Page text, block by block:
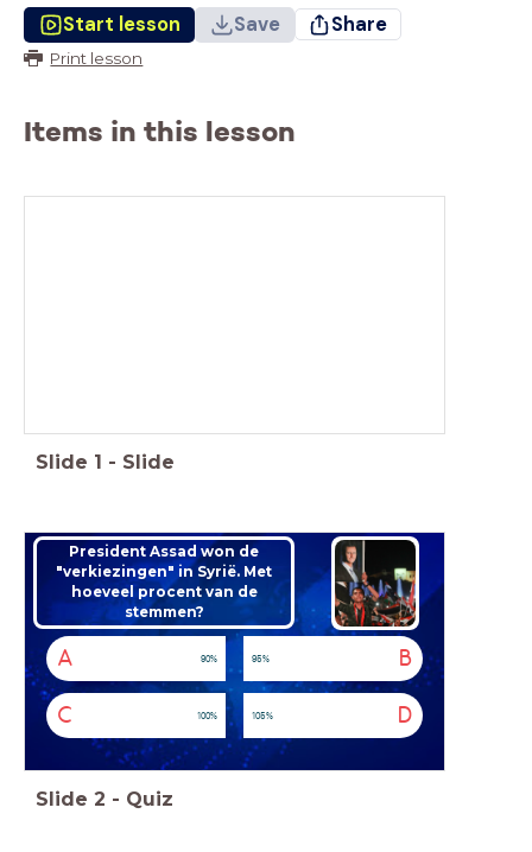
Start lesson Save Share
Print lesson
Items in this lesson
Slide 1 - Slide
President Assad won de
"verkiezingen" in Syrië. Met
hoeveel procent van de
stemmen?
A 90% B
95%
C 100% D
105%
Slide 2 - Quiz